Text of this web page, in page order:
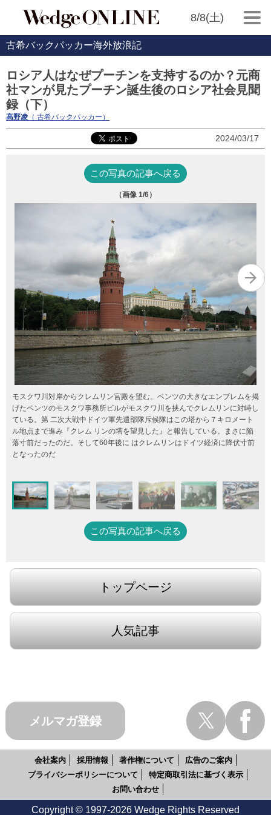
8/8(土)
古希バックパッカー海外放浪記
ロシア人はなぜプーチンを支持するのか？元商
社マンが見たプーチン誕生後のロシア社会見聞
録（下）
高野凌 （ 古希バックパッカー）
2024/03/17
この写真の記事へ戻る
（画像 1/6）
モスクワ川対岸からクレムリン宮殿を望む。ベンツの大きなエンブレムを掲
げたベンツのモスクワ事務所ビルがモスクワ川を挟んでクレムリンに対峙し
ている。第 二次大戦中ドイツ軍先遣部隊斥候隊はこの塔から７キロメート
ル地点まで進み『クレム リンの塔を望見した』と報告している。まさに陥
落寸前だったのだ。そして60年後に はクレムリンはドイツ経済に降伏寸前
となったのだ
この写真の記事へ戻る
トップページ
人気記事
メルマガ登録
会社案内 採用情報 著作権について
広告のご案内
プライバシーポリシーについて
特定商取引法に基づく表示
お問い合わせ
Copyright © 1997-2026 Wedge Rights Reserved